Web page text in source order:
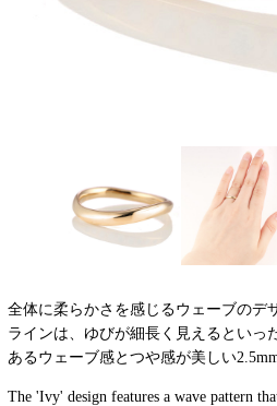
全体に柔らかさを感じるウェーブのデ
ラインは、ゆびが細長く見えるといっ
あるウェーブ感とつや感が美しい
The 'Ivy' design features a wave pattern